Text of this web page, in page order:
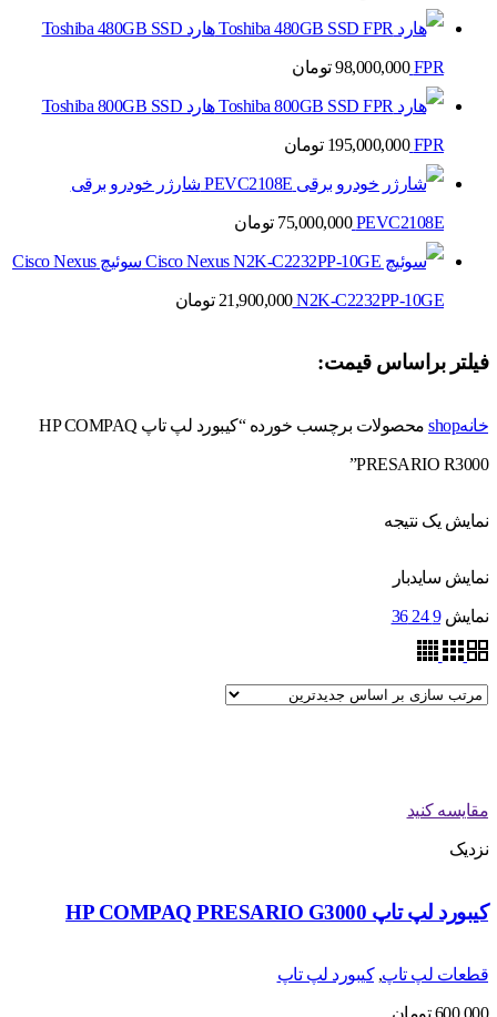
هارد Toshiba 480GB SSD
FPR
98,000,000 تومان
هارد Toshiba 800GB SSD
FPR
195,000,000 تومان
شارژر خودرو برقی
PEVC2108E
75,000,000 تومان
سوئیچ Cisco Nexus
N2K-C2232PP-10GE
21,900,000 تومان
فیلتر براساس قیمت:
خانهshop محصولات برچسب خورده “کیبورد لپ تاپ HP COMPAQ
PRESARIO R3000”
نمایش یک نتیجه
نمایش سایدبار
نمایش 9
24
36
مقایسه کنید
نزدیک
کیبورد لپ تاپ HP COMPAQ PRESARIO G3000
قطعات لپ تاپ,کیبورد لپ تاپ